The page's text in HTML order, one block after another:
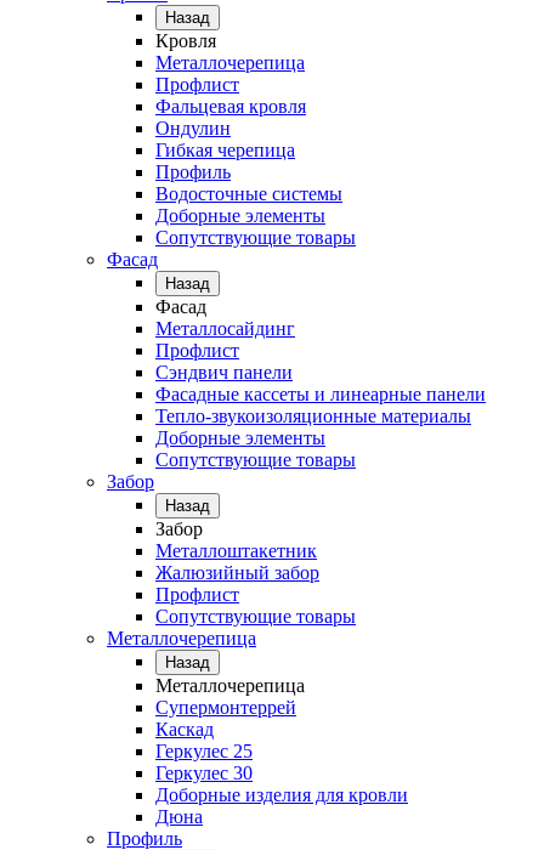
Назад
Кровля
Металлочерепица
Профлист
Фальцевая кровля
Ондулин
Гибкая черепица
Профиль
Водосточные системы
Доборные элементы
Сопутствующие товары
Фасад
Назад
Фасад
Металлосайдинг
Профлист
Сэндвич панели
Фасадные кассеты и линеарные панели
Тепло-звукоизоляционные материалы
Доборные элементы
Сопутствующие товары
Забор
Назад
Забор
Металлоштакетник
Жалюзийный забор
Профлист
Сопутствующие товары
Металлочерепица
Назад
Металлочерепица
Супермонтеррей
Каскад
Геркулес 25
Геркулес 30
Доборные изделия для кровли
Дюна
Профиль